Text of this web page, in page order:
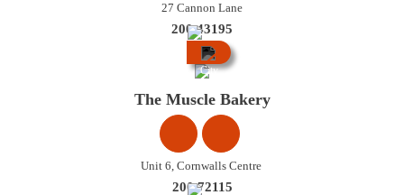
27 Cannon Lane
200 43195
City
The Muscle Bakery
Unit 6, Cornwalls Centre
200 72115